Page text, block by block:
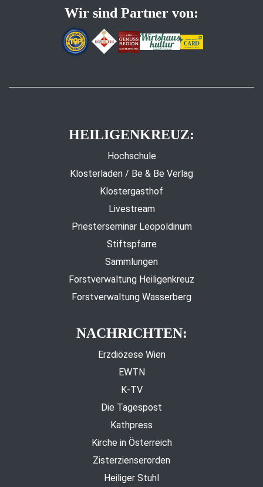
Wir sind Partner von:
HEILIGENKREUZ:
Hochschule
Klosterladen / Be & Be Verlag
Klostergasthof
Livestream
Priesterseminar Leopoldinum
Stiftspfarre
Sammlungen
Forstverwaltung Heiligenkreuz
Forstverwaltung Wasserberg
NACHRICHTEN:
Erzdiözese Wien
EWTN
K-TV
Die Tagespost
Kathpress
Kirche in Österreich
Zisterzienserorden
Heiliger Stuhl